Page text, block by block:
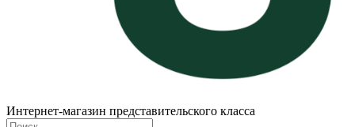
Интернет-магазин представительского класса